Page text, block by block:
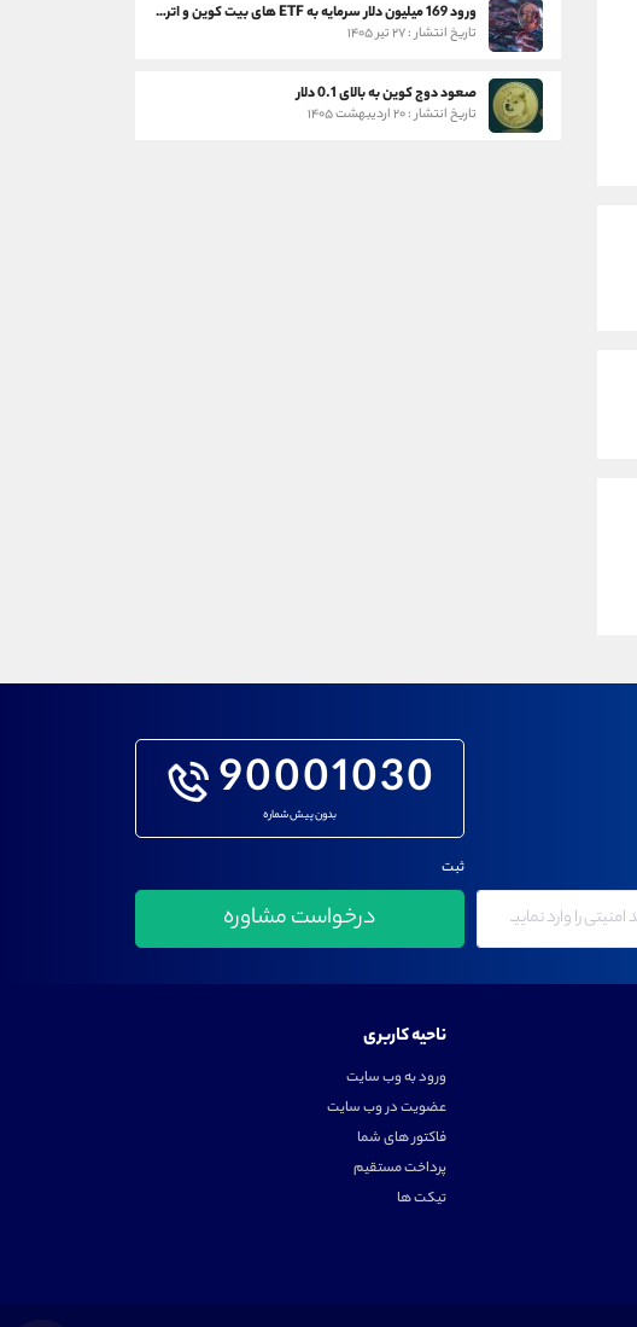
ورود 169 میلیون دلار سرمایه به ETF های بیت کوین و اتریوم
تاریخ انتشار : ۲۷ تیر ۱۴۰۵
صعود دوج کوین به بالای 0.1 دلار
تاریخ انتشار : ۲۰ اردیبهشت ۱۴۰۵
90001030
بدون پیش شماره
ثبت
ناحیه کاربری
ورود به وب سایت
عضویت در وب سایت
فاکتور های شما
پرداخت مستقیم
تیکت ها